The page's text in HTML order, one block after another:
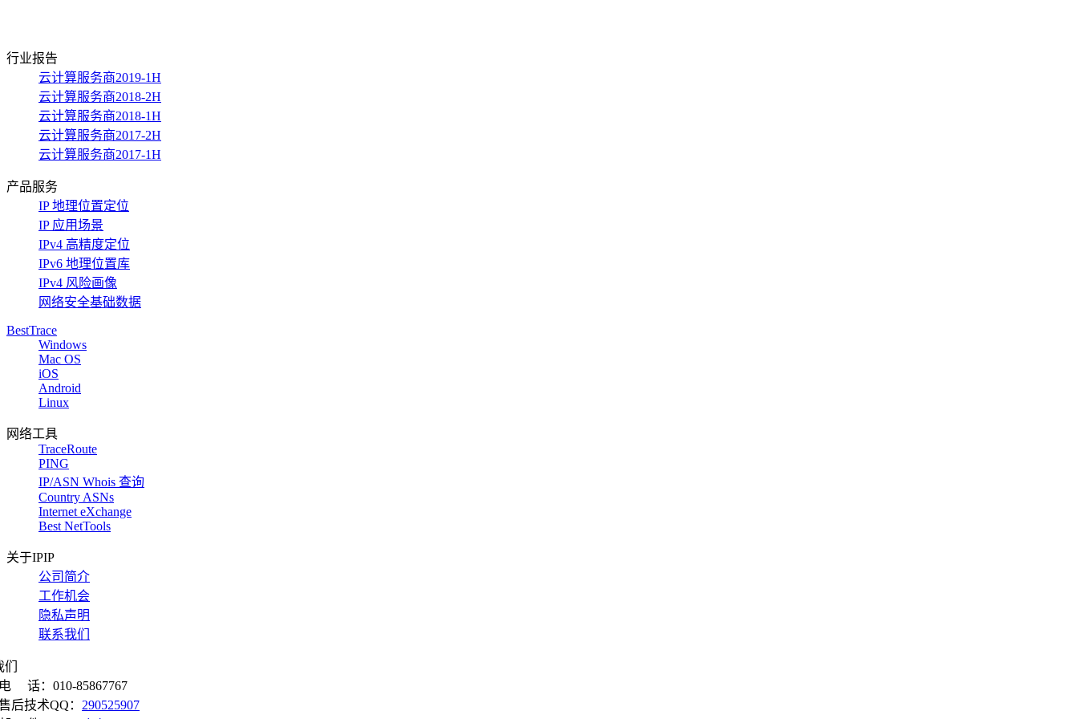
行业报告
云计算服务商2019-1H
云计算服务商2018-2H
云计算服务商2018-1H
云计算服务商2017-2H
云计算服务商2017-1H
产品服务
IP 地理位置定位
IP 应用场景
IPv4 高精度定位
IPv6 地理位置库
IPv4 风险画像
网络安全基础数据
BestTrace
Windows
Mac OS
iOS
Android
Linux
网络工具
TraceRoute
PING
IP/ASN Whois 查询
Country ASNs
Internet eXchange
Best NetTools
关于IPIP
公司简介
工作机会
隐私声明
联系我们
话：010-85867767
后技术QQ： 290525907